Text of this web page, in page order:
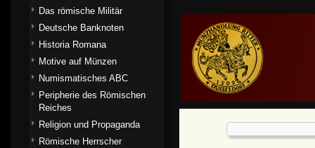
Das römische Militär
Deutsche Banknoten
Historia Romana
Motive auf Münzen
Numismatisches ABC
Peripherie des Römischen
Reiches
Religion und Propaganda
Römische Herrscher